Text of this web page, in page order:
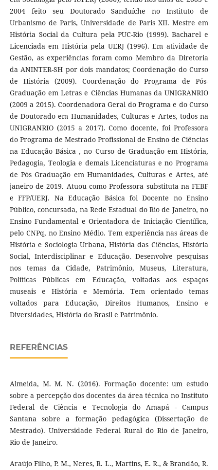
2004 feito seu Doutorado Sanduíche no Instituto de
Urbanismo de Paris, Universidade de Paris XII. Mestre em
História Social da Cultura pela PUC-Rio (1999). Bacharel e
Licenciada em História pela UERJ (1996). Em atividade de
Gestão, as experiências foram como Membro da Diretoria
da ANINTER-SH por dois mandatos; Coordenação do Curso
de História (2009). Coordenação do Programa de Pós-
Graduação em Letras e Ciências Humanas da UNIGRANRIO
(2009 a 2015). Coordenadora Geral do Programa e do Curso
de Doutorado em Humanidades, Culturas e Artes, todos na
UNIGRANRIO (2015 a 2017). Como docente, foi Professora
do Programa de Mestrado Profissional de Ensino de Ciências
na Educação Básica , no Curso de Graduação em História,
Pedagogia, Teologia e demais Licenciaturas e no Programa
de Pós Graduação em Humanidades, Culturas e Artes, até
janeiro de 2019. Atuou como Professora substituta na FEBF
e FFP/UERJ. Na Educação Básica foi Docente no Ensino
Público, concursada, na Rede Estadual do Rio de Janeiro, no
Ensino Fundamental e Orientadora de Iniciação Científica,
pelo CNPq, no Ensino Médio. Tem experiência nas áreas de
História e Sociologia Urbana, História das Ciências, História
Social, Interdisciplinar e Educação. Desenvolve pesquisas
nos temas da Cidade, Patrimônio, Museus, Literatura,
Políticas Públicas em Educação, voltadas aos espaços
museais e História e Memória. Tem orientado temas
voltados para Educação, Direitos Humanos, Ensino e
Diversidades, História do Brasil e Patrimônio.
REFERÊNCIAS
Almeida, M. M. N. (2016). Formação docente: um estudo
sobre a percepção dos docentes da área técnica no Instituto
Federal de Ciência e Tecnologia do Amapá - Campus
Santana sobre a formação pedagógica (Dissertação de
Mestrado). Universidade Federal Rural do Rio de Janeiro,
Rio de Janeiro.
Araújo Filho, P. M., Neres, R. L., Martins, E. R., & Brandão, R.